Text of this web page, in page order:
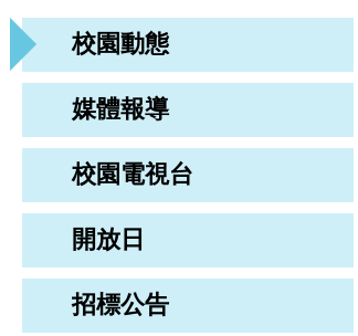
校園動態
媒體報導
校園電視台
開放日
招標公告